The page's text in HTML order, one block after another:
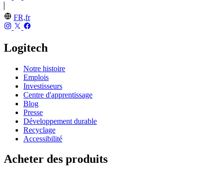
FR,fr
Logitech
Notre histoire
Emplois
Investisseurs
Centre d'apprentissage
Blog
Presse
Développement durable
Recyclage
Accessibilité
Acheter des produits